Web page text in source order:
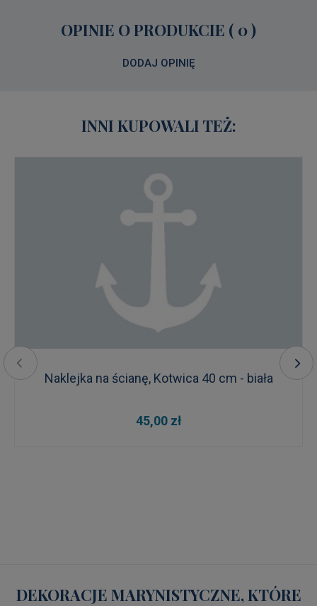
OPINIE O PRODUKCIE ( 0 )
DODAJ OPINIĘ
INNI KUPOWALI TEŻ:
Naklejka na ścianę, Kotwica 40 cm - biała
45,00 zł
DEKORACJE MARYNISTYCZNE, KTÓRE